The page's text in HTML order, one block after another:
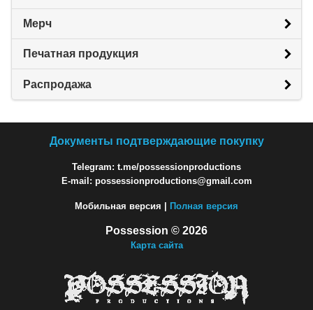
Мерч
Печатная продукция
Распродажа
Документы подтверждающие покупку
Telegram: t.me/possessionproductions
E-mail: possessionproductions@gmail.com
Мобильная версия | Полная версия
Possession © 2026
Карта сайта